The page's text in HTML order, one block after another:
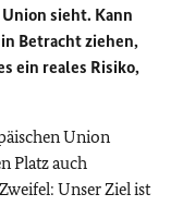
sieht. Kann
Betracht ziehen,
ein reales Risiko,
Union
Platz auch
Unser Ziel ist